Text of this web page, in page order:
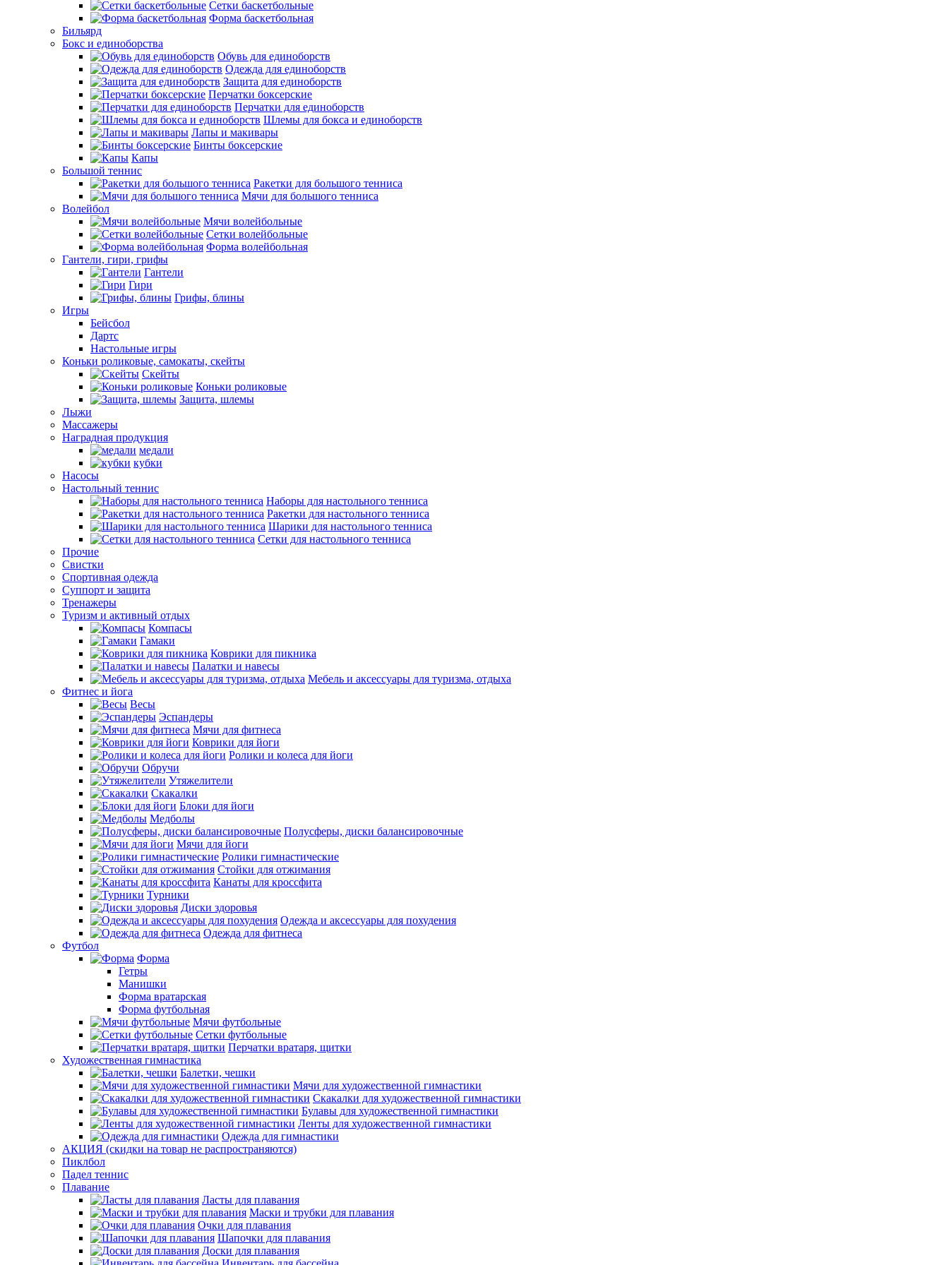
Сетки баскетбольные
Форма баскетбольная
Бильярд
Бокс и единоборства
Обувь для единоборств
Одежда для единоборств
Защита для единоборств
Перчатки боксерские
Перчатки для единоборств
Шлемы для бокса и единоборств
Лапы и макивары
Бинты боксерские
Капы
Большой теннис
Ракетки для большого тенниса
Мячи для большого тенниса
Волейбол
Мячи волейбольные
Сетки волейбольные
Форма волейбольная
Гантели, гири, грифы
Гантели
Гири
Грифы, блины
Игры
Бейсбол
Дартс
Настольные игры
Коньки роликовые, самокаты, скейты
Скейты
Коньки роликовые
Защита, шлемы
Лыжи
Массажеры
Наградная продукция
медали
кубки
Насосы
Настольный теннис
Наборы для настольного тенниса
Ракетки для настольного тенниса
Шарики для настольного тенниса
Сетки для настольного тенниса
Прочие
Свистки
Спортивная одежда
Суппорт и защита
Тренажеры
Туризм и активный отдых
Компасы
Гамаки
Коврики для пикника
Палатки и навесы
Мебель и аксессуары для туризма, отдыха
Фитнес и йога
Весы
Эспандеры
Мячи для фитнеса
Коврики для йоги
Ролики и колеса для йоги
Обручи
Утяжелители
Скакалки
Блоки для йоги
Медболы
Полусферы, диски балансировочные
Мячи для йоги
Ролики гимнастические
Стойки для отжимания
Канаты для кроссфита
Турники
Диски здоровья
Одежда и аксессуары для похудения
Одежда для фитнеса
Футбол
Форма
Гетры
Манишки
Форма вратарская
Форма футбольная
Мячи футбольные
Сетки футбольные
Перчатки вратаря, щитки
Художественная гимнастика
Балетки, чешки
Мячи для художественной гимнастики
Скакалки для художественной гимнастики
Булавы для художественной гимнастики
Ленты для художественной гимнастики
Одежда для гимнастики
АКЦИЯ (скидки на товар не распространяются)
Пиклбол
Падел теннис
Плавание
Ласты для плавания
Маски и трубки для плавания
Очки для плавания
Шапочки для плавания
Доски для плавания